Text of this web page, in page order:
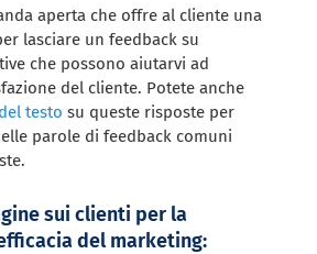
aperta che offre al cliente una
lasciare un feedback su
che possono aiutarvi ad
del cliente. Potete anche
testo su queste risposte per
parole di feedback comuni
sui clienti per la
del marketing: